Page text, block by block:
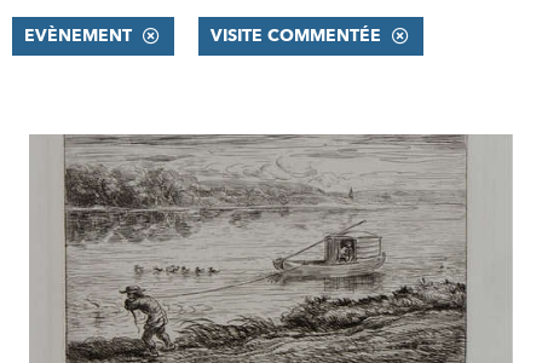
EVÈNEMENT VISITE COMMENTÉE
RÉSULTATS